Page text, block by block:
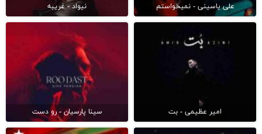
علی یاسینی - نمیخواستم نیواد - غریبه
امیر عظیمی - بت سینا پارسیان - رو دست